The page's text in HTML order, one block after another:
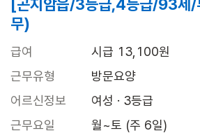
[곤지암읍/3등급,4등급/93세/
무)
급여
시급 13,100원
근무유형
방문요양
어르신정보
여성 · 3등급
근무요일
월~토 (주 6일)